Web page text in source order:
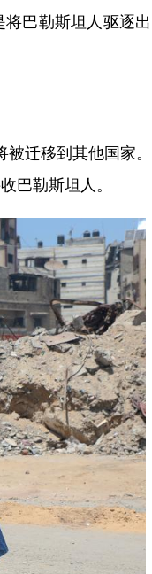
巴勒斯坦人驱逐
迁移到其他国家。
巴勒斯坦人。